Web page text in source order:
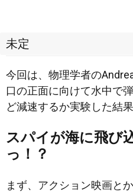
未定
今回は、物理学者の
口の正面に向けて水中で
ど減速するか実験した結
スパイが海に飛び
っ！？
まず、アクション映画と